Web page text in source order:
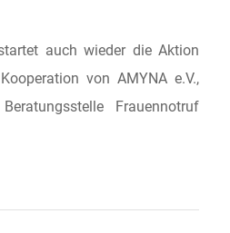
auch wieder die Aktion
von AMYNA e.V.,
Frauennotruf